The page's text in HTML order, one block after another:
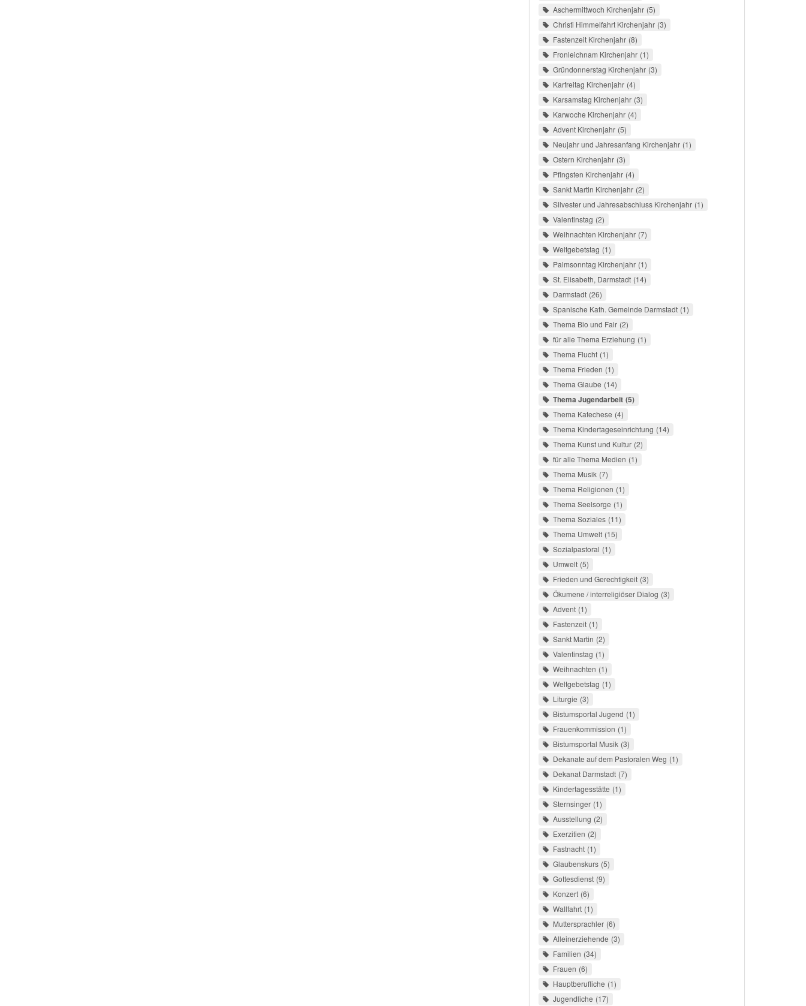
Aschermittwoch Kirchenjahr 5
Christi Himmelfahrt Kirchenjahr 3
Fastenzeit Kirchenjahr 8
Fronleichnam Kirchenjahr 1
Gründonnerstag Kirchenjahr 3
Karfreitag Kirchenjahr 4
Karsamstag Kirchenjahr 3
Karwoche Kirchenjahr 4
Advent Kirchenjahr 5
Neujahr und Jahresanfang Kirchenjahr 1
Ostern Kirchenjahr 3
Pfingsten Kirchenjahr 4
Sankt Martin Kirchenjahr 2
Silvester und Jahresabschluss Kirchenjahr 1
Valentinstag 2
Weihnachten Kirchenjahr 7
Weltgebetstag 1
Palmsonntag Kirchenjahr 1
St. Elisabeth, Darmstadt 14
Darmstadt 26
Spanische Kath. Gemeinde Darmstadt 1
Thema Bio und Fair 2
für alle Thema Erziehung 1
Thema Flucht 1
Thema Frieden 1
Thema Glaube 14
Thema Jugendarbeit 5
Thema Katechese 4
Thema Kindertageseinrichtung 14
Thema Kunst und Kultur 2
für alle Thema Medien 1
Thema Musik 7
Thema Religionen 1
Thema Seelsorge 1
Thema Soziales 11
Thema Umwelt 15
Sozialpastoral 1
Umwelt 5
Frieden und Gerechtigkeit 3
Ökumene / interreligiöser Dialog 3
Advent 1
Fastenzeit 1
Sankt Martin 2
Valentinstag 1
Weihnachten 1
Weltgebetstag 1
Liturgie 3
Bistumsportal Jugend 1
Frauenkommission 1
Bistumsportal Musik 3
Dekanate auf dem Pastoralen Weg 1
Dekanat Darmstadt 7
Kindertagesstätte 1
Sternsinger 1
Ausstellung 2
Exerzitien 2
Fastnacht 1
Glaubenskurs 5
Gottesdienst 9
Konzert 6
Wallfahrt 1
Muttersprachler 6
Alleinerziehende 3
Familien 34
Frauen 6
Hauptberufliche 1
Jugendliche 17